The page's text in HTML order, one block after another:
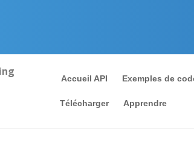
Accueil API Exemples de
Télécharger Apprendre